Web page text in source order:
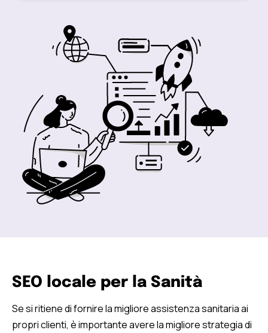
SEO locale per la Sanità
Se si ritiene di fornire la migliore assistenza sanitaria ai
propri clienti, è importante avere la migliore strategia di